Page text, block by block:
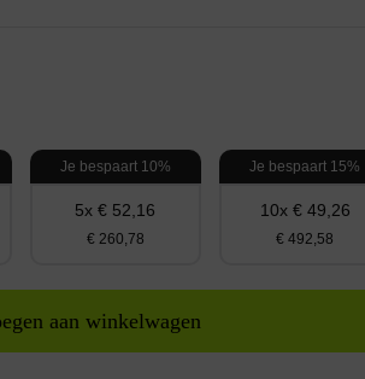
Je bespaart 10%
5x € 52,16
€ 260,78
Je bespaart 15%
10x € 49,26
€ 492,58
aan winkelwagen